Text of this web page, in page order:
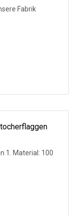
1. Material: 100